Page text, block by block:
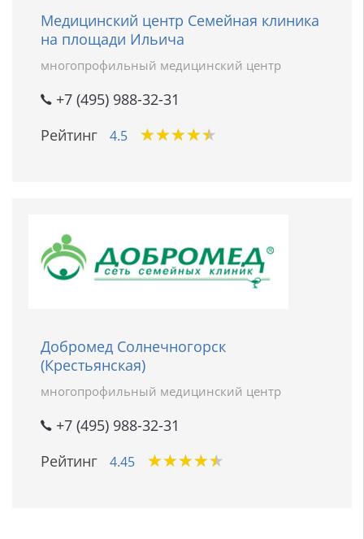
Медицинский центр Семейная клиника
на площади Ильича
многопрофильный медицинский центр
+7 (495) 988-32-31
Рейтинг
4.5 ★★★★★
★★★★★
Добромед Солнечногорск
(Крестьянская)
многопрофильный медицинский центр
+7 (495) 988-32-31
Рейтинг
4.45 ★★★★★
★★★★★